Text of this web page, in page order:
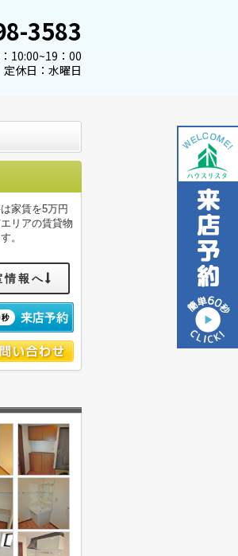
3583
10:00~19：00
定休日：水曜日
家賃を5万円
リアの賃貸物
。
情報へ